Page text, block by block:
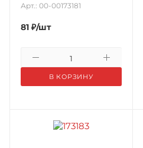
Арт.: 00-00173181
81 ₽/шт
В КОРЗИНУ